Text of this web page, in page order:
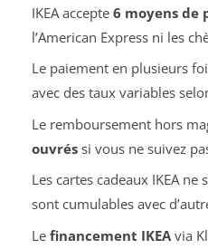
IKEA accepte 6 moyens de
l’American Express ni les
Le paiement en plusieurs
avec des taux variables
Le remboursement hors
ouvréssi vous ne suivez
Les cartes cadeaux IKEA
sont cumulables avec
Le financement IKEAvia